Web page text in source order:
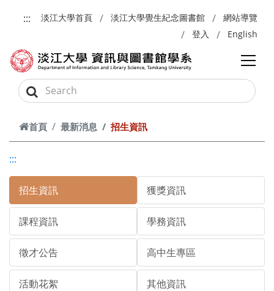
:::
淡江大學首頁 淡江大學覺生紀念圖書館
網站導覽
登入
English
首頁 最新消息 招生資訊
:::
招生資訊 獲獎資訊
課程資訊 學務資訊
徵才公告 高中生專區
活動花絮 其他資訊